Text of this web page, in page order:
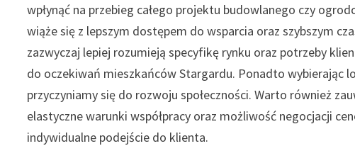
wpłynąć na przebieg całego projektu budowlanego czy
wiąże się z lepszym dostępem do wsparcia oraz szybszym
zazwyczaj lepiej rozumieją specyfikę rynku oraz potrzeby
do oczekiwań mieszkańców Stargardu. Ponadto wybierając
przyczyniamy się do rozwoju społeczności. Warto również
elastyczne warunki współpracy oraz możliwość negocjacji
indywidualne podejście do klienta.